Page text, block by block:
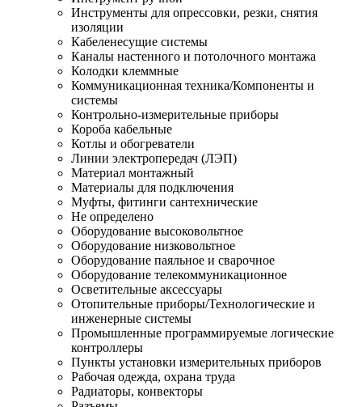
Инструменты для опрессовки, резки, снятия
изоляции
Кабеленесущие системы
Каналы настенного и потолочного монтажа
Колодки клеммные
Коммуникационная техника/Компоненты и
системы
Контрольно-измерительные приборы
Короба кабельные
Котлы и обогреватели
Линии электропередач (ЛЭП)
Материал монтажный
Материалы для подключения
Муфты, фитинги сантехнические
Не определено
Оборудование высоковольтное
Оборудование низковольтное
Оборудование паяльное и сварочное
Оборудование телекоммуникационное
Осветительные аксессуары
Отопительные приборы/Технологические и
инженерные системы
Промышленные программируемые логические
контроллеры
Пункты установки измерительных приборов
Рабочая одежда, охрана труда
Радиаторы, конвекторы